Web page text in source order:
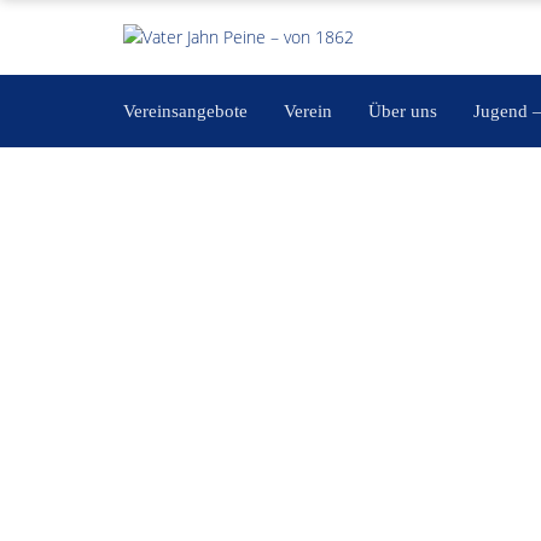
Vereinsangebote Verein Über uns Jugend